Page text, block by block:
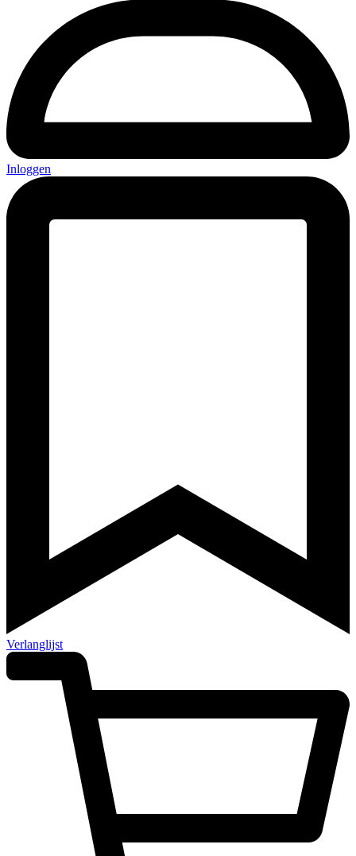
Inloggen
Verlanglijst